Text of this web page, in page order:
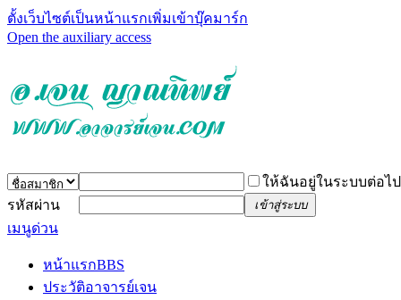
ตั้งเว็บไซต์เป็นหน้าแรกเพิ่มเข้าบุ๊คมาร์ก
Open the auxiliary access
ให้ฉันอยู่ในระบบต่อไป
รหัสผ่าน
เข้าสู่ระบบ
เมนูด่วน
หน้าแรกBBS
ประวัติอาจารย์เจน